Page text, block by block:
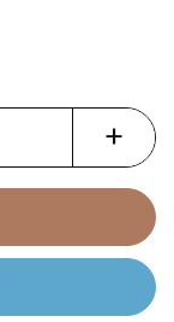
+